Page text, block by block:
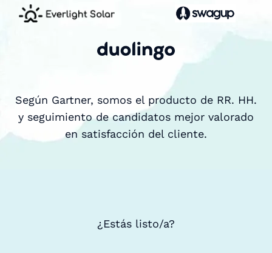
Según Gartner, somos el producto de RR. HH.
y seguimiento de candidatos mejor valorado
en satisfacción del cliente.
¿Estás listo/a?